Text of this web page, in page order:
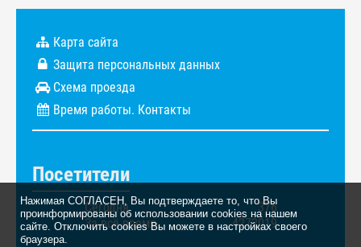
Нажимая СОГЛАСЕН, Вы подтверждаете то, что Вы
проинформированы об использовании cookies на нашем
сайте. Отключить cookies Вы можете в настройках своего
браузера.
Карта сайта
Защита персональных данных
Схема проезда
Время работы. Контакты
Посетители
Сегодня
376
За всё время
4272019